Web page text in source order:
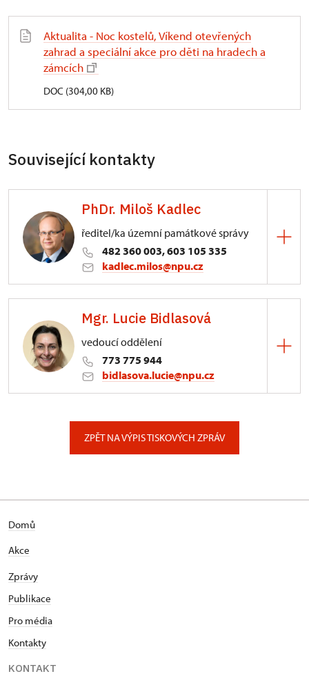
Aktualita - Noc kostelů, Víkend otevřených
zahrad a speciální akce pro děti na hradech a
zámcích
DOC (304,00 KB)
Související kontakty
PhDr. Miloš Kadlec
ředitel/ka územní památkové správy
482 360 003, 603 105 335
kadlec.milos@npu.cz
3/, Sychrov 3
Mgr. Lucie Bidlasová
vedoucí oddělení
773 775 944
bidlasova.lucie@npu.cz
ZPĚT NA VÝPIS TISKOVÝCH ZPRÁV
Domů
Akce
Zprávy
Publikace
Pro média
Kontakty
KONTAKT